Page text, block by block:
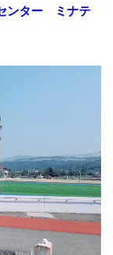
ンター ミナテ